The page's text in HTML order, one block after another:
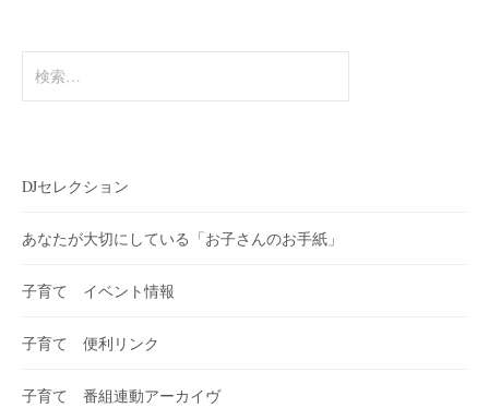
索:
DJセレクション
あなたが大切にしている「お子さんのお手紙」
子育て イベント情報
子育て 便利リンク
子育て 番組連動アーカイヴ